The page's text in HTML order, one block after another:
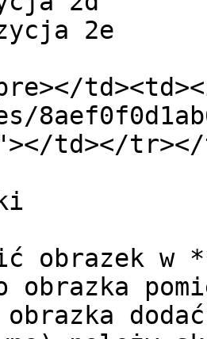
2e
td></tr></
obrazek
obrazka
obrazka